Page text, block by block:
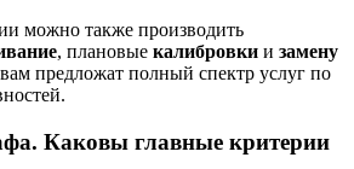
можно также производить
, плановые калибровки и замену
предложат полный спектр услуг по
Каковы главные критерии